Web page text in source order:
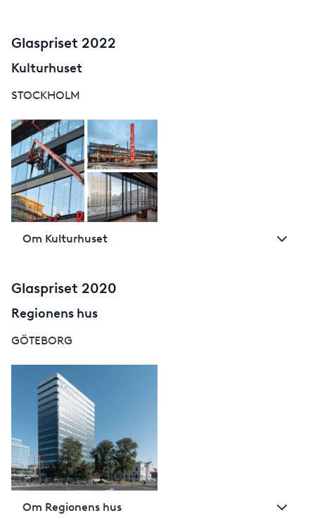
Glaspriset 2022
Kulturhuset
STOCKHOLM
Om Kulturhuset
Glaspriset 2020
Regionens hus
GÖTEBORG
Om Regionens hus